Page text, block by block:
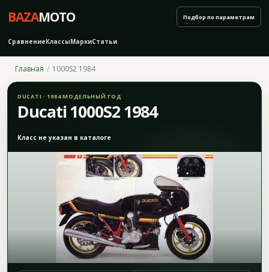
BAZAMOTO
СравнениеКлассыМаркиСтатьи
Подбор по параметрам
Главная 1000S2 1984
DUCATI · 1984 МОДЕЛЬНЫЙ ГОД
Ducati 1000S2 1984
Класс не указан в каталоге